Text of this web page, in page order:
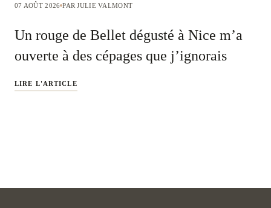
07 AOÛT 2026 PAR JULIE VALMONT
Un rouge de Bellet dégusté à Nice m’a
ouverte à des cépages que j’ignorais
LIRE L'ARTICLE